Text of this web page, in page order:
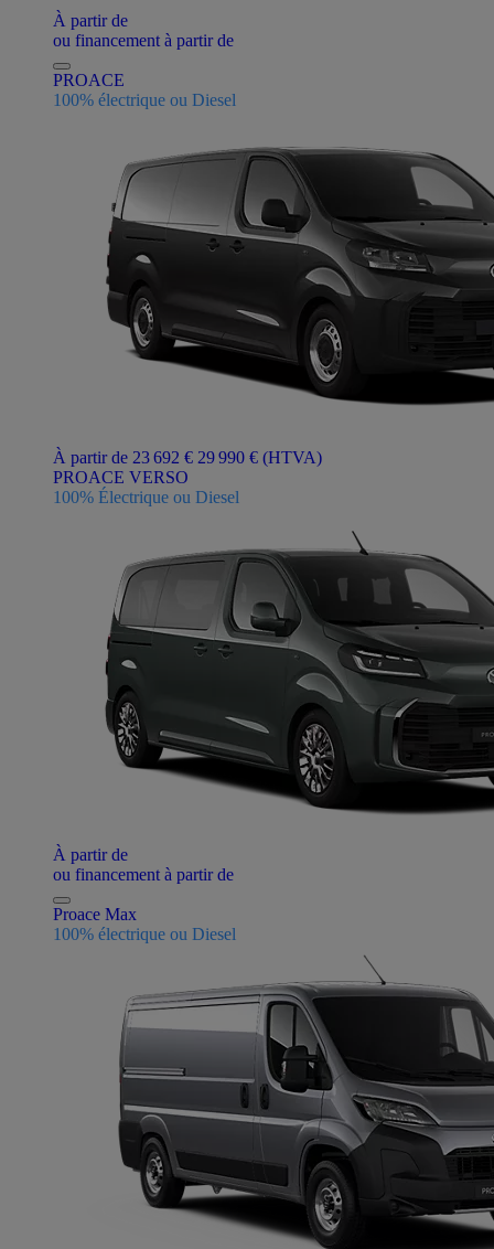
À partir de
ou financement à partir de
PROACE
100% électrique ou Diesel
À partir de 23 692 € 29 990 € (HTVA)
PROACE VERSO
100% Électrique ou Diesel
À partir de
ou financement à partir de
Proace Max
100% électrique ou Diesel